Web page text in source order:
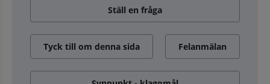
Ställ en fråga
Tyck till om denna sida Felanmälan